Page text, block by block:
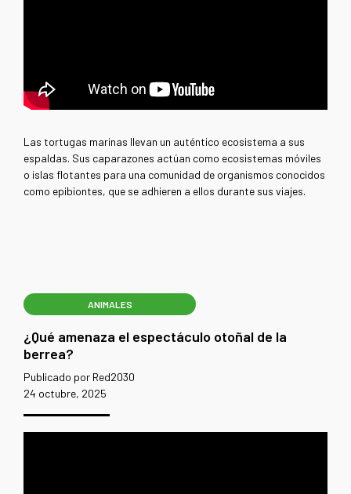
Las tortugas marinas llevan un auténtico ecosistema a sus
espaldas. Sus caparazones actúan como ecosistemas móviles
o islas flotantes para una comunidad de organismos conocidos
como epibiontes, que se adhieren a ellos durante sus viajes.
ANIMALES
¿Qué amenaza el espectáculo otoñal de la
berrea?
Publicado por Red2030
24 octubre, 2025